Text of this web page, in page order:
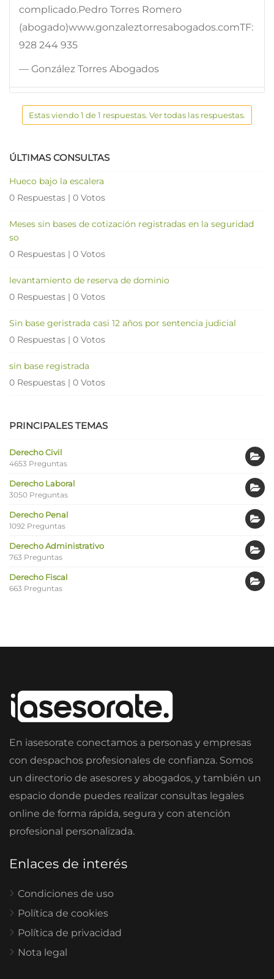
complicado.Pedro Torres Romero
(abogado)www.gonzaleztorresabogados.comTF:
928 244 935
— González Torres Abogados
Estas viendo 1 de 1 respuestas. Ver todas las respuestas.
ÚLTIMAS CONSULTAS
Hueco bajo la escalera
0 Respuestas | 0 Votos
Meses sin bases de cotización registradas en la seguridad
so
0 Respuestas | 0 Votos
levantamiento de reserva de dominio
0 Respuestas | 0 Votos
Sin base geristrada casi 12 años por sentencia judicial
0 Respuestas | 0 Votos
sin base registrada
0 Respuestas | 0 Votos
PRINCIPALES TEMAS
Derecho Civil
4653 Preguntas
Derecho Laboral
3050 Preguntas
Derecho Penal
1092 Preguntas
Derecho Administrativo
763 Preguntas
Derecho Fiscal
663 Preguntas
En iasesorate conectamos a personas y empresas
con despachos profesionales de confianza. Somos
un directorio de asesores y abogados, y también un
espacio donde puedes realizar consultas legales
online de forma rápida, segura y con atención
profesional personalizada.
Enlaces de interés
Condiciones de uso
Política de cookies
Política de privacidad
Nota legal